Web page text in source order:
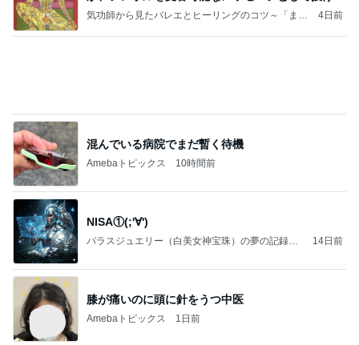
ことが
気功師から見たバレエとヒーリングのコツ～「まと
4日前
混んでいる病院でまだ暫く待機
Amebaトピックス 10時間前
NISA①(;'∀')
パラスジュエリー（白美女神宝珠）の夢の記録
14日前
膝が痛いのに頭に針をうつ中医
Amebaトピックス 1日前